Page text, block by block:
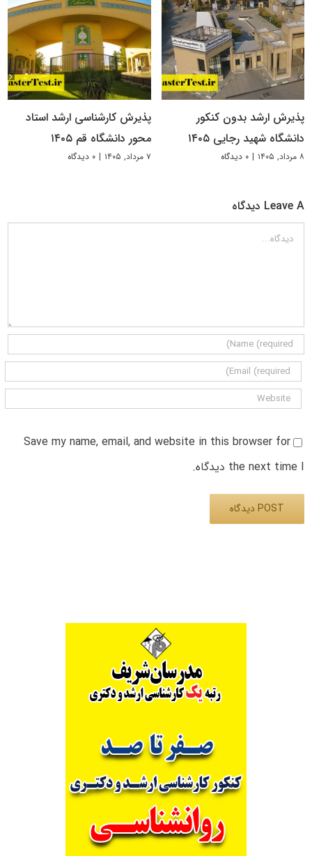
پذیرش ارشد بدون کنکور
دانشگاه شهید رجایی ۱۴۰۵
۸ مرداد, ۱۴۰۵ | ۰ دیدگاه
پذیرش کارشناسی ارشد استاد
محور دانشگاه قم ۱۴۰۵
۷ مرداد, ۱۴۰۵ | ۰ دیدگاه
Leave A دیدگاه
دیدگاه
Save my name, email, and website in this browser for
the next time I دیدگاه.